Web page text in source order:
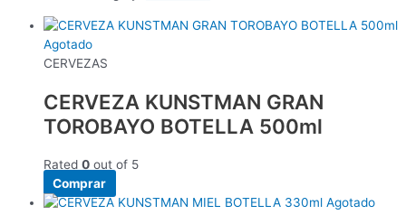
Agotado
CERVEZAS
CERVEZA KUNSTMAN GRAN
TOROBAYO BOTELLA 500ml
Rated 0 out of 5
Comprar
Agotado